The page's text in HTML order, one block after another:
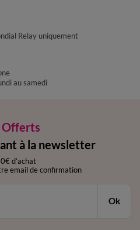
Relay uniquement
au samedi
Offerts
à la newsletter
d’achat
email de confirmation
Ok